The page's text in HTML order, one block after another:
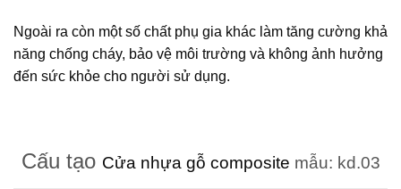
Ngoài ra còn một số chất phụ gia khác làm tăng cường khả
năng chống cháy, bảo vệ môi trường và không ảnh hưởng
đến sức khỏe cho người sử dụng.
Cấu tạo Cửa nhựa gỗ composite mẫu: kd.03